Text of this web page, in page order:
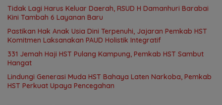
Tidak Lagi Harus Keluar Daerah, RSUD H Damanhuri Barabai
Kini Tambah 6 Layanan Baru
Pastikan Hak Anak Usia Dini Terpenuhi, Jajaran Pemkab HST
Komitmen Laksanakan PAUD Holistik Integratif
331 Jemah Haji HST Pulang Kampung, Pemkab HST Sambut
Hangat
Lindungi Generasi Muda HST Bahaya Laten Narkoba, Pemkab
HST Perkuat Upaya Pencegahan